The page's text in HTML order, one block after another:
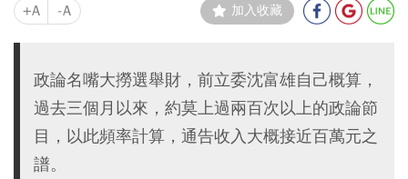
+A -A 加入收藏
政論名嘴大撈選舉財，前立委沈富雄自己概算，
過去三個月以來，約莫上過兩百次以上的政論節
目，以此頻率計算，通告收入大概接近百萬元之
譜。